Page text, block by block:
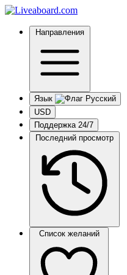
Направления
Язык
USD
Поддержка 24/7
Последний просмотр
Список желаний